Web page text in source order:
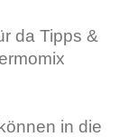
da Tipps &
in die